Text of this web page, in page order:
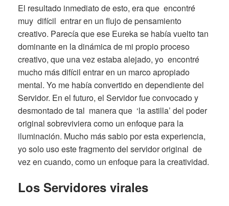
El resultado inmediato de esto, era que encontré
muy difícil entrar en un flujo de pensamiento
creativo. Parecía que ese Eureka se había vuelto tan
dominante en la dinámica de mi propio proceso
creativo, que una vez estaba alejado, yo encontré
mucho más difícil entrar en un marco apropiado
mental. Yo me había convertido en dependiente del
Servidor. En el futuro, el Servidor fue convocado y
desmontado de tal manera que ‘la astilla’ del poder
original sobreviviera como un enfoque para la
iluminación. Mucho más sabio por esta experiencia,
yo solo uso este fragmento del servidor original de
vez en cuando, como un enfoque para la creatividad.
Los Servidores virales